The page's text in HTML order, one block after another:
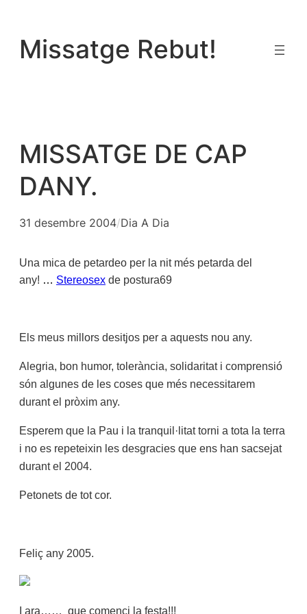
contingut
Missatge Rebut!
MISSATGE DE CAP
DANY.
31 desembre 2004/Dia A Dia
Una mica de petardeo per la nit més petarda del
any! … Stereosex de postura69
Els meus millors desitjos per a aquests nou any.
Alegria, bon humor, tolerància, solidaritat i comprensió
són algunes de les coses que més necessitarem
durant el pròxim any.
Esperem que la Pau i la tranquil·litat torni a tota la terra
i no es repeteixin les desgracies que ens han sacsejat
durant el 2004.
Petonets de tot cor.
Feliç any 2005.
I ara…… que comenci la festa!!!